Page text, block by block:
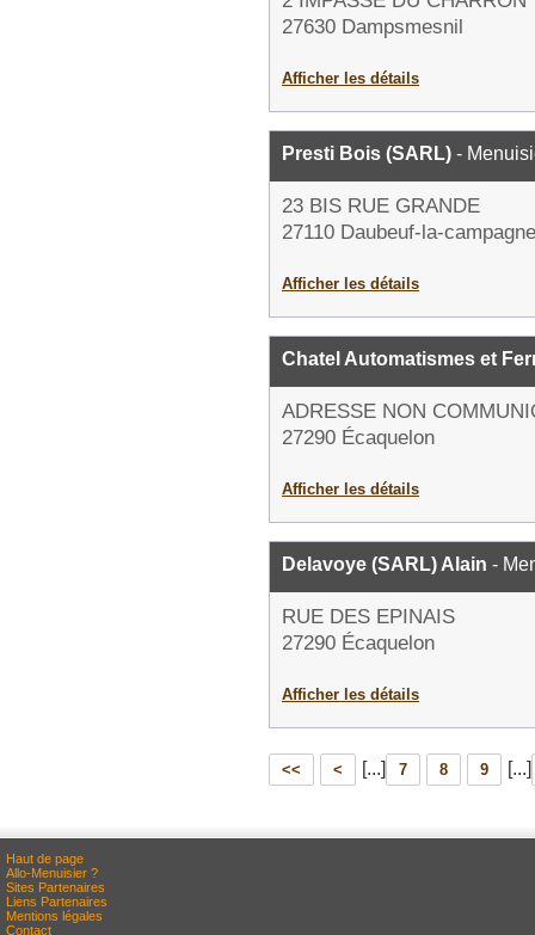
27630 Dampsmesnil
Afficher les détails
Presti Bois (SARL) -
23 BIS RUE GRANDE
27110 Daubeuf-la-campagne
Afficher les détails
Chatel Automatismes et
ADRESSE NON
27290 Écaquelon
Afficher les détails
Delavoye (SARL) Alain -
RUE DES EPINAIS
27290 Écaquelon
Afficher les détails
<< < [...] 7 8 9 [...]
Haut de page
Allo-Menuisier ?
Sites Partenaires
Liens Partenaires
Mentions légales
Contact